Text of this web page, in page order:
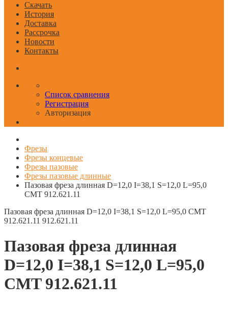
Скачать
История
Доставка
Рассрочка
Новости
Контакты
Список сравнения
Регистрация
Авторизация
Фрезы
Фрезы концевые
Фрезы пазовые
Фрезы пазовые длинные
Пазовая фреза длинная D=12,0 I=38,1 S=12,0 L=95,0
CMT 912.621.11
Пазовая фреза длинная D=12,0 I=38,1 S=12,0 L=95,0 CMT
912.621.11 912.621.11
Пазовая фреза длинная
D=12,0 I=38,1 S=12,0 L=95,0
CMT 912.621.11